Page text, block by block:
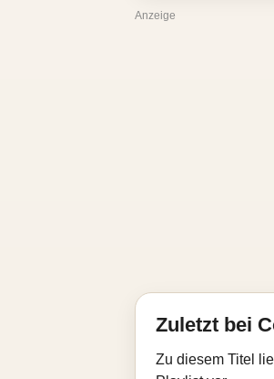
Anzeige
Zuletzt bei
Zu diesem Titel